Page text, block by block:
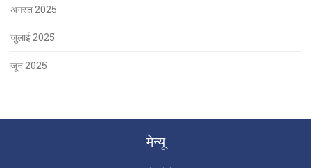
अगस्त 2025
जुलाई 2025
जून 2025
मेन्यू